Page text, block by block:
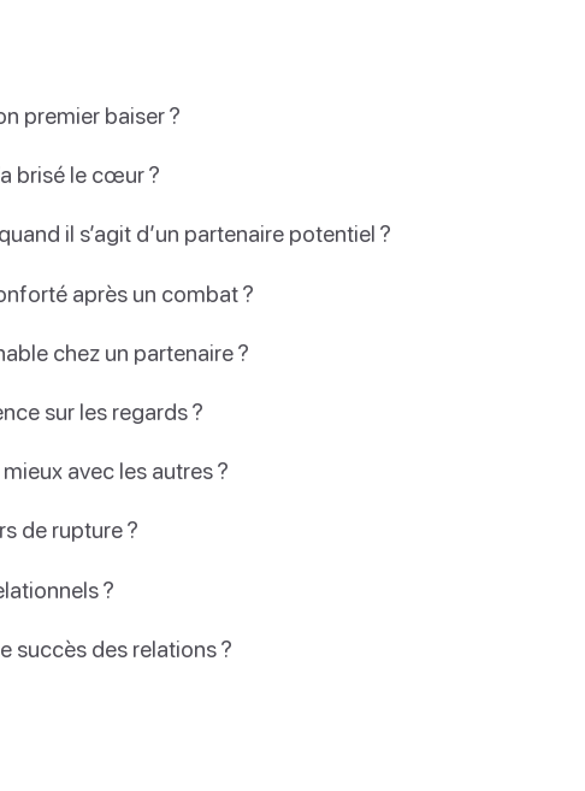
premier baiser ?
brisé le cœur ?
il s’agit d’un partenaire potentiel ?
après un combat ?
chez un partenaire ?
sur les regards ?
avec les autres ?
de rupture ?
?
succès des relations ?